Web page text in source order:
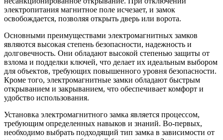
электропитания магнитное поле исчезает, и замок
освобождается, позволяя открыть дверь или ворота.
Основными преимуществами электромагнитных замков
являются высокая степень безопасности, надежность и
долговечность. Они обладают высокой степенью защиты от
взлома и подделки ключей, что делает их идеальным выбором
для объектов, требующих повышенного уровня безопасности.
Кроме того, электромагнитные замки обладают быстрым
открыванием и закрыванием, что обеспечивает комфорт и
удобство использования.
Установка электромагнитного замка является процессом,
требующим определенных навыков и знаний. Во-первых,
необходимо выбрать подходящий тип замка в зависимости от